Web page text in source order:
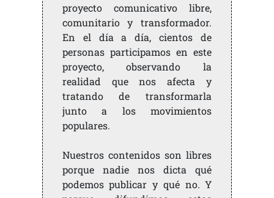
proyecto comunicativo libre,
comunitario y transformador.
En el día a día, cientos de
personas participamos en este
proyecto, observando la
realidad que nos afecta y
tratando de transformarla
junto a los movimientos
populares.
Nuestros contenidos son libres
porque nadie nos dicta qué
podemos publicar y qué no. Y